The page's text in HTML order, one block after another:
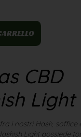
CBD
Light
i nostri Hash, soffice
Light possiede